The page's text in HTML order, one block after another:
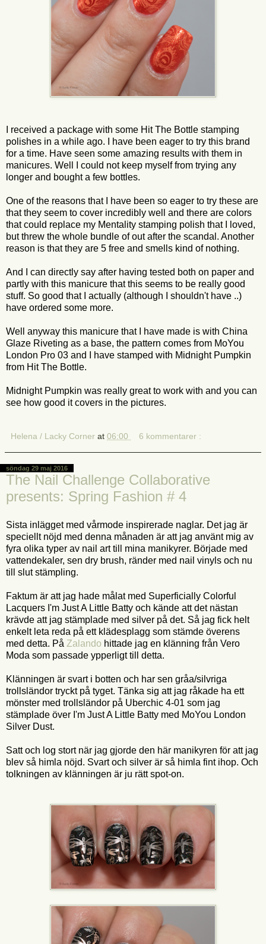
I received a package with some Hit The Bottle stamping
polishes in a while ago. I have been eager to try this brand
for a time. Have seen some amazing results with them in
manicures. Well I could not keep myself from trying any
longer and bought a few bottles.
One of the reasons that I have been so eager to try these are
that they seem to cover incredibly well and there are colors
that could replace my Mentality stamping polish that I loved,
but threw the whole bundle of out after the scandal. Another
reason is that they are 5 free and smells kind of nothing.
And I can directly say after having tested both on paper and
partly with this manicure that this seems to be really good
stuff. So good that I actually (although I shouldn't have ..)
have ordered some more.
Well anyway this manicure that I have made is with China
Glaze Riveting as a base, the pattern comes from MoYou
London Pro 03 and I have stamped with Midnight Pumpkin
from Hit The Bottle.
Midnight Pumpkin was really great to work with and you can
see how good it covers in the pictures.
Helena / Lacky Corner at 06:00 6 kommentarer :
söndag 29 maj 2016
The Nail Challenge Collaborative
presents: Spring Fashion # 4
Sista inlägget med vårmode inspirerade naglar. Det jag är
speciellt nöjd med denna månaden är att jag använt mig av
fyra olika typer av nail art till mina manikyrer. Började med
vattendekaler, sen dry brush, ränder med nail vinyls och nu
till slut stämpling.
Faktum är att jag hade målat med Superficially Colorful
Lacquers I'm Just A Little Batty och kände att det nästan
krävde att jag stämplade med silver på det. Så jag fick helt
enkelt leta reda på ett klädesplagg som stämde överens
med detta. På Zalando hittade jag en klänning från Vero
Moda som passade ypperligt till detta.
Klänningen är svart i botten och har sen gråa/silvriga
trollsländor tryckt på tyget. Tänka sig att jag råkade ha ett
mönster med trollsländor på Uberchic 4-01 som jag
stämplade över I'm Just A Little Batty med MoYou London
Silver Dust.
Satt och log stort när jag gjorde den här manikyren för att jag
blev så himla nöjd. Svart och silver är så himla fint ihop. Och
tolkningen av klänningen är ju rätt spot-on.